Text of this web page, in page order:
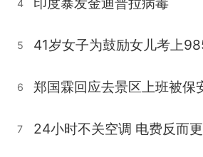
4
5
6
7 24小时不关空调 电费反而